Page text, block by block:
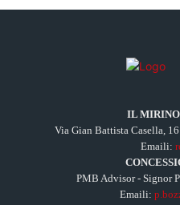
IL
Via Gian Battista Casella,
Emaili:
PMB Advisor - Signor
Emaili: